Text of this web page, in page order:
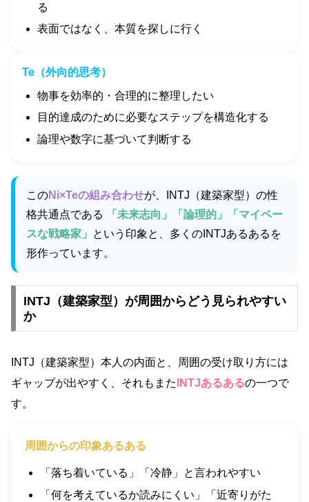
る
表面ではなく、本質を探しに行く
Te（外向的思考）
物事を効率的・合理的に整理したい
目的達成のために必要なステップを構造化する
論理や数字に基づいて判断する
このNi×Teの組み合わせが、INTJ（建築家型）の性
格共通点である
「未来志向」「論理的」「マイペー
スな戦略家」
という印象と、多くのINTJあるあるを
形作っています。
INTJ（建築家型）が周囲からどう見られやすい
か
INTJ（建築家型）本人の内面と、周囲の受け取り方には
ギャップが出やすく、それもまた INTJあるあるの一つで
す。
周囲からの印象あるある
「落ち着いている」「冷静」と言われやすい
「何を考えているか読みにくい」「近寄りがた